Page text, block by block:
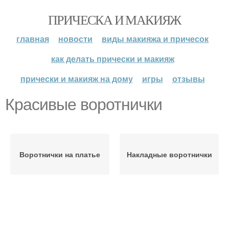
ПРИЧЕСКА И МАКИЯЖ
главная новости
виды макияжа и причесок
как делать прически и макияж
прически и макияж на дому
игры отзывы
Красивые воротнички
Воротнички на платье Накладные воротнички